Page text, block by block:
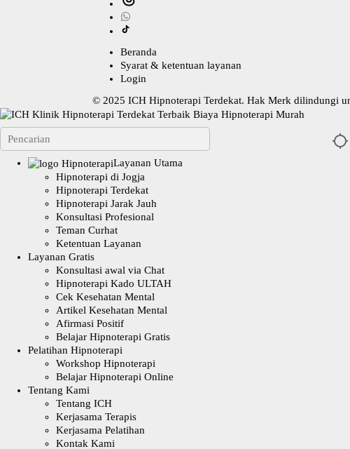
Beranda
Syarat & ketentuan layanan
Login
© 2025 ICH Hipnoterapi Terdekat. Hak Merk dilindungi
Layanan Utama
Hipnoterapi di Jogja
Hipnoterapi Terdekat
Hipnoterapi Jarak Jauh
Konsultasi Profesional
Teman Curhat
Ketentuan Layanan
Layanan Gratis
Konsultasi awal via Chat
Hipnoterapi Kado ULTAH
Cek Kesehatan Mental
Artikel Kesehatan Mental
Afirmasi Positif
Belajar Hipnoterapi Gratis
Pelatihan Hipnoterapi
Workshop Hipnoterapi
Belajar Hipnoterapi Online
Tentang Kami
Tentang ICH
Kerjasama Terapis
Kerjasama Pelatihan
Kontak Kami